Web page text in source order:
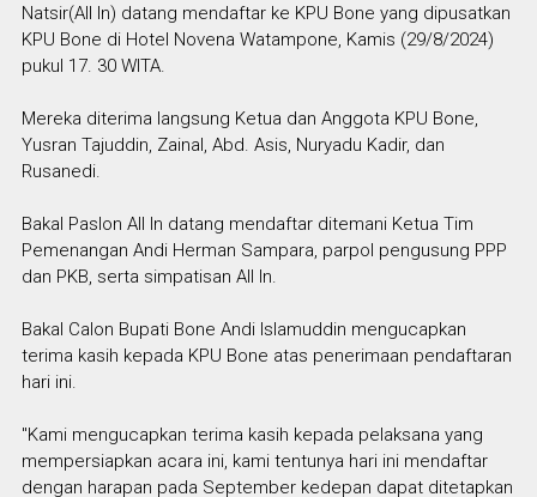
Natsir(All In) datang mendaftar ke KPU Bone yang dipusatkan
KPU Bone di Hotel Novena Watampone, Kamis (29/8/2024)
pukul 17. 30 WITA.
Mereka diterima langsung Ketua dan Anggota KPU Bone,
Yusran Tajuddin, Zainal, Abd. Asis, Nuryadu Kadir, dan
Rusanedi.
Bakal Paslon All In datang mendaftar ditemani Ketua Tim
Pemenangan Andi Herman Sampara, parpol pengusung PPP
dan PKB, serta simpatisan All In.
Bakal Calon Bupati Bone Andi Islamuddin mengucapkan
terima kasih kepada KPU Bone atas penerimaan pendaftaran
hari ini.
"Kami mengucapkan terima kasih kepada pelaksana yang
mempersiapkan acara ini, kami tentunya hari ini mendaftar
dengan harapan pada September kedepan dapat ditetapkan